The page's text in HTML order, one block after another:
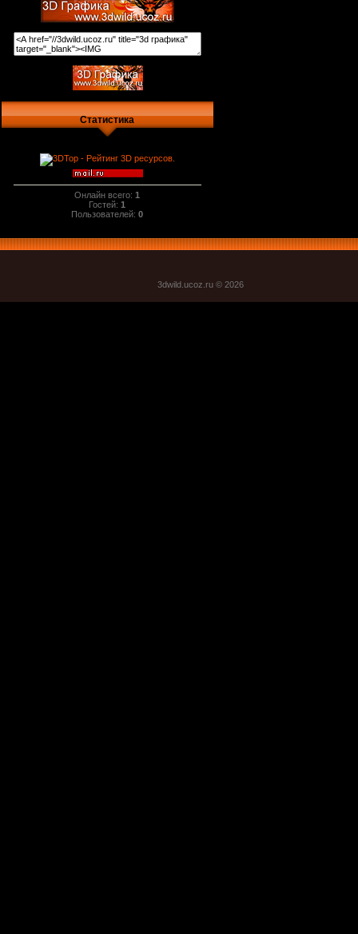
Статистика
Онлайн всего:1
Гостей:1
Пользователей:0